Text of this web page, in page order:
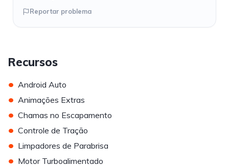
Reportar problema
Recursos
• Android Auto
• Animações Extras
• Chamas no Escapamento
• Controle de Tração
• Limpadores de Parabrisa
• Motor Turboalimentado